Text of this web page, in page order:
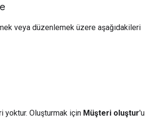
veya düzenlemek üzere aşağıdakileri
yoktur. Oluşturmak için Müşteri oluştur'u